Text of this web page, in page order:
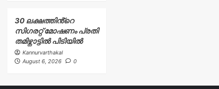
30 ലക്ഷത്തിൻ്റെ
സിഗരറ്റ് മോഷണം പ്രതി
തമിഴ്നാട്ടിൽ പിടിയിൽ
Kannurvarthakal
August 6, 2026
0